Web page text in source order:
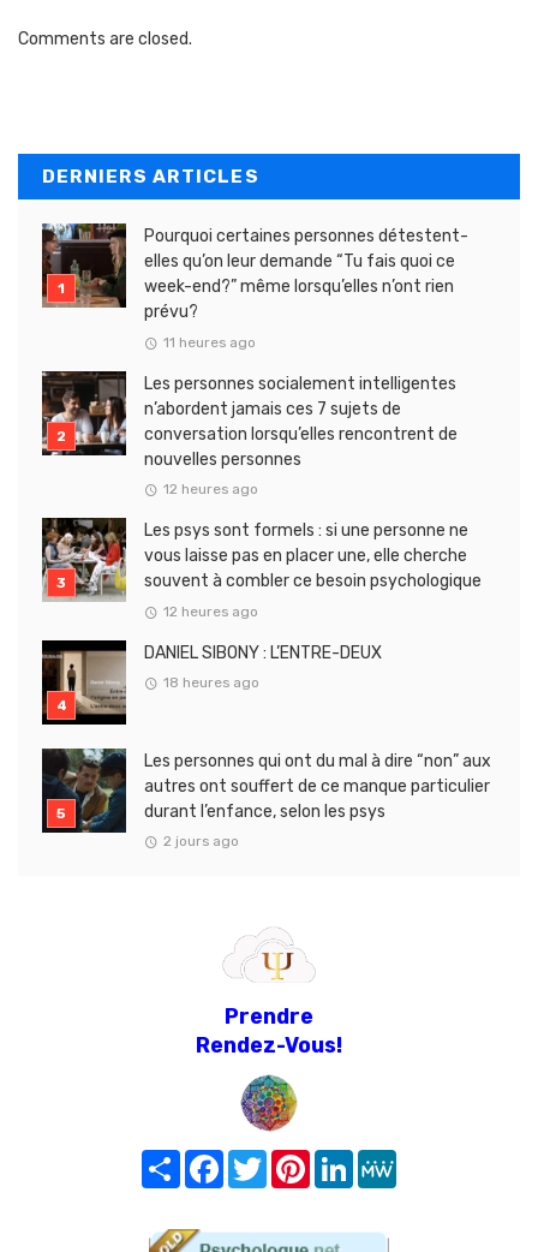
Comments are closed.
DERNIERS ARTICLES
Pourquoi certaines personnes détestent-
elles qu’on leur demande “Tu fais quoi ce
week-end?” même lorsqu’elles n’ont rien
prévu?
11 heures ago
Les personnes socialement intelligentes
n’abordent jamais ces 7 sujets de
conversation lorsqu’elles rencontrent de
nouvelles personnes
12 heures ago
Les psys sont formels : si une personne ne
vous laisse pas en placer une, elle cherche
souvent à combler ce besoin psychologique
12 heures ago
DANIEL SIBONY : L’ENTRE-DEUX
18 heures ago
Les personnes qui ont du mal à dire “non” aux
autres ont souffert de ce manque particulier
durant l’enfance, selon les psys
2 jours ago
Prendre
Rendez-Vous!
Share FacebookTwitterPinterest
LinkedIn